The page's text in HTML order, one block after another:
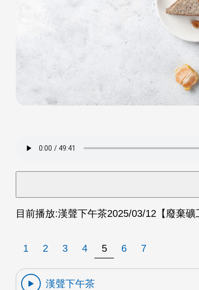
目前播放:漢聲下午茶2025/03/12 【廢棄
1 2 3 4 5 6 7
漢聲下午茶